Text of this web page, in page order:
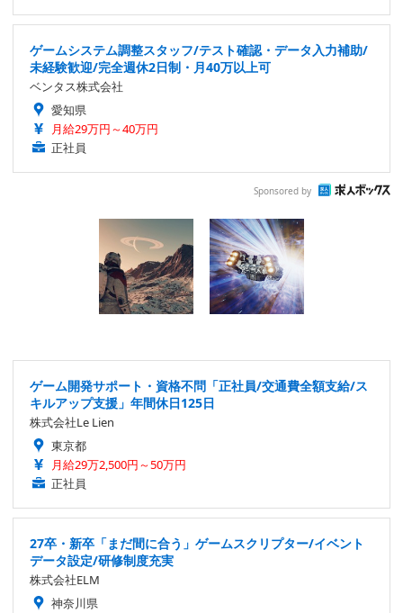
ゲームシステム調整スタッフ/テスト確認・データ入力補助/
未経験歓迎/完全週休2日制・月40万以上可
ベンタス株式会社
愛知県
月給29万円～40万円
正社員
Sponsored by
ゲーム開発サポート・資格不問「正社員/交通費全額支給/ス
キルアップ支援」年間休日125日
株式会社Le Lien
東京都
月給29万2,500円～50万円
正社員
27卒・新卒「まだ間に合う」ゲームスクリプター/イベント
データ設定/研修制度充実
株式会社ELM
神奈川県